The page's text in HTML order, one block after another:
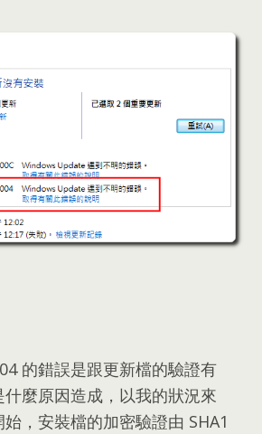
的錯誤是跟更新檔的驗證有
麼原因造成，以我的狀況來
，安裝檔的加密驗證由 SHA1